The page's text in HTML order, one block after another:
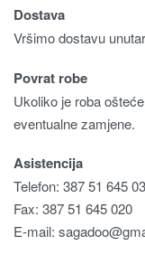
Dostava
Vršimo dostavu
Povrat robe
Ukoliko je roba
eventualne zamjene.
Asistencija
Telefon: 387 51 645
Fax: 387 51 645 020
E-mail: